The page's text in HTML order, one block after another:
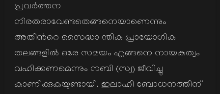
പ്രവര്‍ത്തന
നിരതരാവേണ്ടതെങ്ങനെയാണെന്നും
അതിന്‍റെ സൈദ്ധാ ന്തിക പ്രായോഗിക
തലങ്ങളില്‍ ഒരേ സമയം എങ്ങനെ നായകത്വം
വഹിക്കണമെന്നും നബി (സ്വ) ജീവിച്ചു
കാണിക്കുകയുണ്ടായി. ഇലാഹി ബോധനത്തിന്